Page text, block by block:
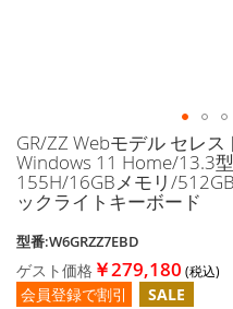
イ
メ
ー
ジ
ャ
ラ
リ
GR/ZZ Webモデル セレス
Windows 11 Home/13.3
155H/16GBメモリ/
ックライトキーボード
型番:W6GRZZ7EBD
ゲスト価格 ￥279,180
会員登録で割引
SALE